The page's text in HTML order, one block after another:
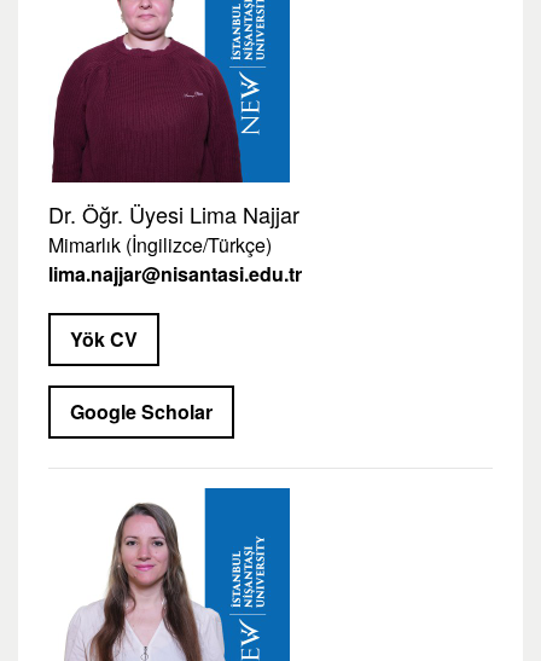
Dr. Öğr. Üyesi Lima Najjar
Mimarlık (İngilizce/Türkçe)
lima.najjar@nisantasi.edu.tr
Yök CV
Google Scholar